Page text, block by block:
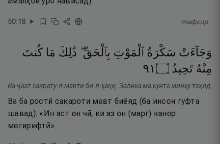
50:18 тафсир
وَجَآءَتْ سَكْرَةُ ٱلْمَوْتِ بِٱلْحَقِّ ۖ ذَٰلِكَ مَا كُنتَ
مِنْهُ تَحِيدُ ۝١٩
Ва ҷаат сакрату-л-мавти би-л-ҳаққ. Залика ма кунта минҳу таҳӣд.
Ва ба ростӣ сакароти мавт биёяд (ба инсон гуфта
шавад): «Ин аст он чӣ, ки аз он (марг) канор
мегирифтӣ».